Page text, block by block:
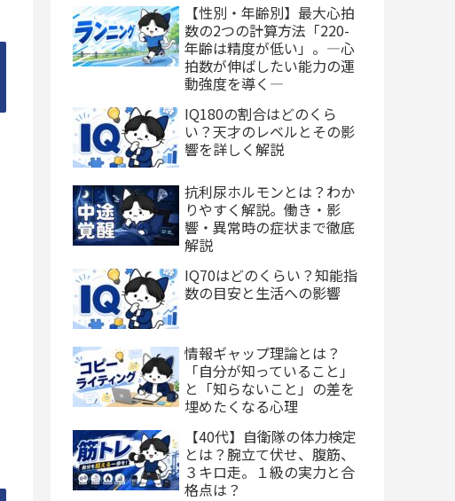
【性別・年齢別】最大心拍
数の2つの計算方法「220-
年齢は精度が低い」。―心
拍数が伸ばしたい能力の運
動強度を導く―
IQ180の割合はどのくら
い？天才のレベルとその影
響を詳しく解説
抗利尿ホルモンとは？わか
りやすく解説。働き・影
響・異常時の症状まで徹底
解説
IQ70はどのくらい？知能指
数の目安と生活への影響
情報ギャップ理論とは？
「自分が知っていること」
と「知らないこと」の差を
埋めたくなる心理
【40代】自衛隊の体力検定
とは？腕立て伏せ、腹筋、
３キロ走。１級の実力と合
格点は？